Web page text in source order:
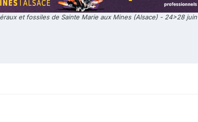
et fossiles de Sainte Marie aux Mines (Alsace) - 24>28